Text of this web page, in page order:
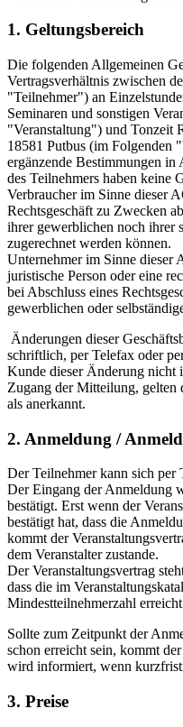
1. Geltungsbereich
Die folgenden Allgemeinen
Vertragsverhältnis zwischen
"Teilnehmer") an
Seminaren und sonstigen
"Veranstaltung") und Tonzeit
18581 Putbus (im Folgenden
ergänzende Bestimmungen in
des Teilnehmers haben keine
Verbraucher im Sinne dieser
Rechtsgeschäft zu Zwecken
ihrer gewerblichen noch ihrer
zugerechnet werden können.
Unternehmer im Sinne dieser
juristische Person oder eine
bei Abschluss eines
gewerblichen oder
Änderungen dieser
schriftlich, per Telefax oder
Kunde dieser Änderung nicht
Zugang der Mitteilung, gelten
als anerkannt.
2. Anmeldung /
Der Teilnehmer kann sich
Der Eingang der Anmeldung
bestätigt. Erst wenn der
bestätigt hat, dass die
kommt der
dem Veranstalter zustande.
Der Veranstaltungsvertrag
dass die im
Mindestteilnehmerzahl
Sollte zum Zeitpunkt der
schon erreicht sein, kommt
wird informiert, wenn
3. Preise